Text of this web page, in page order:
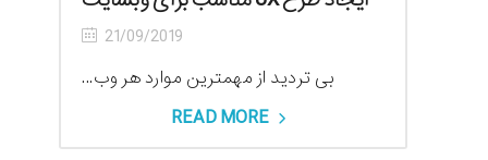
21/09/2019
بی تردید از مهمترین موارد هر وب...
READ MORE